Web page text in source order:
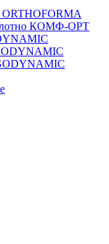
ORTHOFORMA
КОМФ-ОРТ